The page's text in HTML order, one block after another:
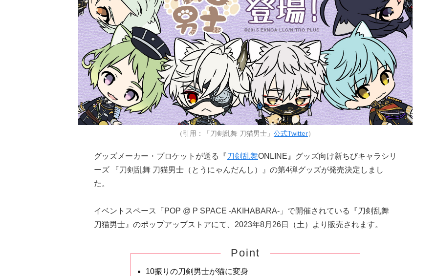
（引用：「刀剣乱舞 刀猫男士」 公式Twitter）
グッズメーカー・プロケットが送る『刀剣乱舞ONLINE』グッズ向け新ちびキャラシリ
ーズ 『刀剣乱舞 刀猫男士（とうにゃんだんし）』の第4弾グッズが発売決定しまし
た。
イベントスペース「POP @ P SPACE -AKIHABARA-」で開催されている『刀剣乱舞
刀猫男士』のポップアップストアにて、2023年8月26日（土）より販売されます。
Point
10振りの刀剣男士が猫に変身